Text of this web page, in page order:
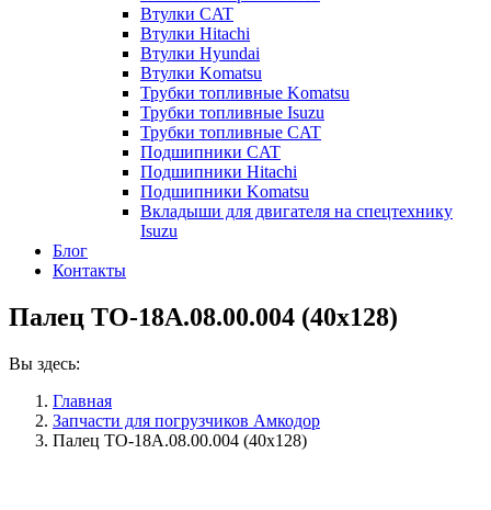
Втулки CAT
Втулки Hitachi
Втулки Hyundai
Втулки Komatsu
Трубки топливные Komatsu
Трубки топливные Isuzu
Трубки топливные CAT
Подшипники CAT
Подшипники Hitachi
Подшипники Komatsu
Вкладыши для двигателя на спецтехнику
Isuzu
Блог
Контакты
Палец ТО-18А.08.00.004 (40х128)
Вы здесь:
Главная
Запчасти для погрузчиков Амкодор
Палец ТО-18А.08.00.004 (40х128)